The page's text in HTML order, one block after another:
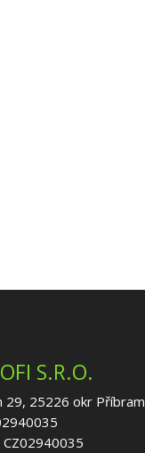
S.R.O.
29, 25226 okr Příbram
CZ02940035